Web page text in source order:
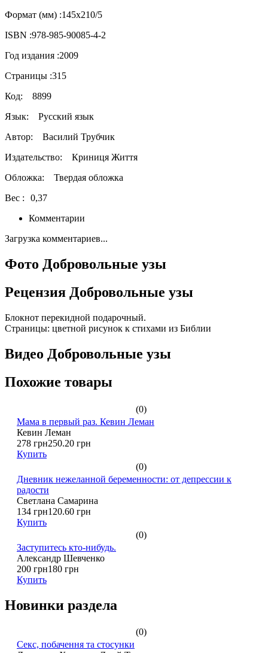
Формат (мм) :145х210/5
ISBN :978-985-90085-4-2
Год издания :2009
Страницы :315
Код: 8899
Язык: Русский язык
Автор:
Василий Трубчик
Издательство:
Криниця Життя
Обложка: Твердая обложка
Вес :
0,37
Комментарии
Загрузка комментариев...
Фото Добровольные узы
Рецензия Добровольные узы
Блокнот перекидной подарочный.
Страницы: цветной рисунок к стихами из Библии
Видео Добровольные узы
Похожие товары
(0)
Мама в первый раз. Кевин Леман
Кевин Леман
278 грн250.20 грн
Купить
(0)
Дневник нежеланной беременности: от депрессии к
радости
Светлана Самарина
134 грн120.60 грн
Купить
(0)
Заступитесь кто-нибудь.
Александр Шевченко
200 грн180 грн
Купить
Новинки раздела
(0)
Секс, побачення та стосунки